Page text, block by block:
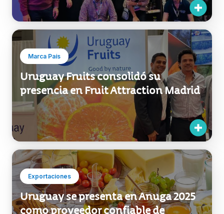
Marca País
Uruguay Fruits consolidó su
presencia en Fruit Attraction Madrid
Exportaciones
Uruguay se presenta en Anuga 2025
como proveedor confiable de
alimentos